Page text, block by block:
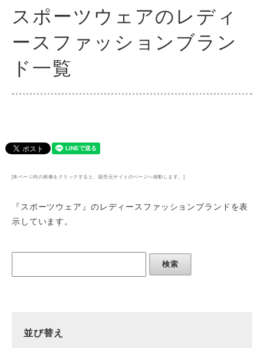
スポーツウェアのレディ
ースファッションブラン
ド一覧
[本ページ内の画像をクリックすると、販売元サイトのページへ移動します。]
『スポーツウェア』のレディースファッションブランド を表
示しています。
検索
並び替え